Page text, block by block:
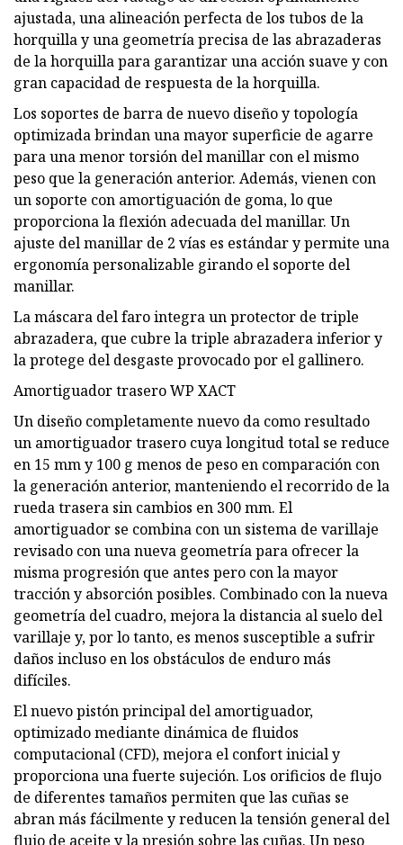
ajustada, una alineación perfecta de los tubos de la
horquilla y una geometría precisa de las abrazaderas
de la horquilla para garantizar una acción suave y con
gran capacidad de respuesta de la horquilla.
Los soportes de barra de nuevo diseño y topología
optimizada brindan una mayor superficie de agarre
para una menor torsión del manillar con el mismo
peso que la generación anterior. Además, vienen con
un soporte con amortiguación de goma, lo que
proporciona la flexión adecuada del manillar. Un
ajuste del manillar de 2 vías es estándar y permite una
ergonomía personalizable girando el soporte del
manillar.
La máscara del faro integra un protector de triple
abrazadera, que cubre la triple abrazadera inferior y
la protege del desgaste provocado por el gallinero.
Amortiguador trasero WP XACT
Un diseño completamente nuevo da como resultado
un amortiguador trasero cuya longitud total se reduce
en 15 mm y 100 g menos de peso en comparación con
la generación anterior, manteniendo el recorrido de la
rueda trasera sin cambios en 300 mm. El
amortiguador se combina con un sistema de varillaje
revisado con una nueva geometría para ofrecer la
misma progresión que antes pero con la mayor
tracción y absorción posibles. Combinado con la nueva
geometría del cuadro, mejora la distancia al suelo del
varillaje y, por lo tanto, es menos susceptible a sufrir
daños incluso en los obstáculos de enduro más
difíciles.
El nuevo pistón principal del amortiguador,
optimizado mediante dinámica de fluidos
computacional (CFD), mejora el confort inicial y
proporciona una fuerte sujeción. Los orificios de flujo
de diferentes tamaños permiten que las cuñas se
abran más fácilmente y reducen la tensión general del
flujo de aceite y la presión sobre las cuñas. Un peso